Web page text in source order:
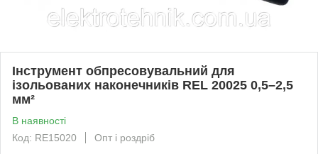
Інструмент обпресовувальний для
ізольованих наконечників REL 20025 0,5–2,5
мм²
В наявності
Код: RE15020
Опт і роздріб